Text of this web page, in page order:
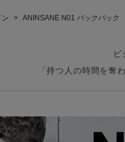
ANINSANE N01 バックパック
ビ
「持つ人の時間を奪